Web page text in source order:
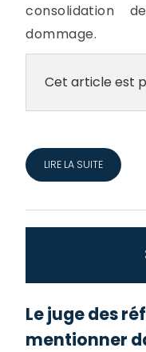
consolidation
dommage.
Cet article est
LIRE LA SUITE
Le juge des
mentionner